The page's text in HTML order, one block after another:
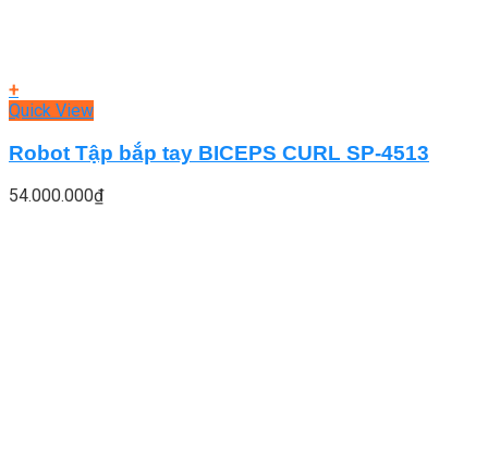
+
Quick View
Robot Tập bắp tay BICEPS CURL SP-4513
54.000.000₫